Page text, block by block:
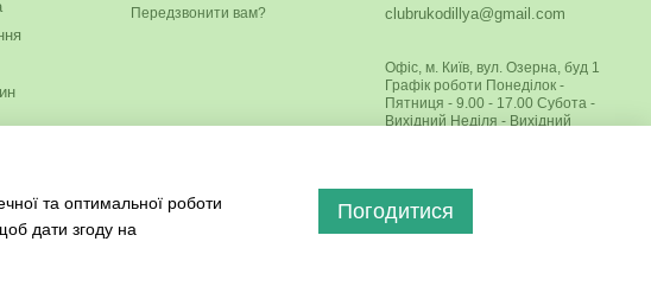
Передзвонити вам?
clubrukodillya@gmail.com
Офіс, м. Київ, вул. Озерна, буд 1
Графік роботи Понеділок -
Пятниця - 9.00 - 17.00 Субота -
Вихідний Неділя - Вихідний
та оптимальної роботи
дати згоду на
Погодитися